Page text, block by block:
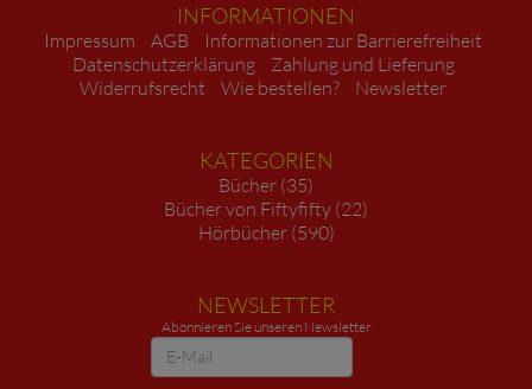
INFORMATIONEN
Impressum AGB
Informationen zur Barrierefreiheit
Datenschutzerklärung
Zahlung und Lieferung
Widerrufsrecht
Wie bestellen? Newsletter
KATEGORIEN
Bücher (35)
Bücher von Fiftyfifty (22)
Hörbücher (590)
NEWSLETTER
Abonnieren Sie unseren Newsletter
Newsletter